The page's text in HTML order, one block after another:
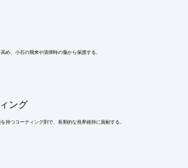
め、小石の飛来や清掃時の傷から保護する。
ング
持つコーティング剤で、長期的な視界維持に貢献する。